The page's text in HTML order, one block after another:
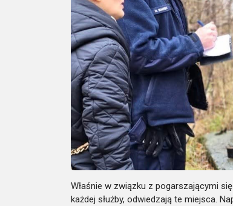
Właśnie w związku z pogarszającymi
każdej służby, odwiedzają te miejsca.